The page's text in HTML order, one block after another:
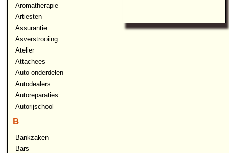
Aromatherapie
Artiesten
Assurantie
Asverstrooiing
Atelier
Attachees
Auto-onderdelen
Autodealers
Autoreparaties
Autorijschool
B
Bankzaken
Bars